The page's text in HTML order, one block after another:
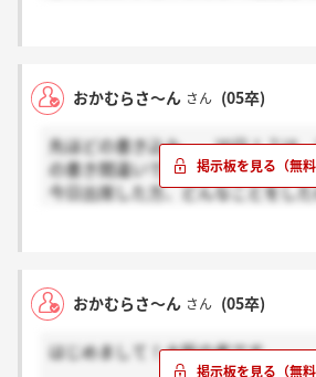
おかむらさ～ん さん (05卒)
先ほどの書き込み。。25日！？は、
の書き間違いでした。すみません。
今日出席した方、どんなことをし
おかむらさ～ん さん (05卒)
はじめまして！大阪の者です。